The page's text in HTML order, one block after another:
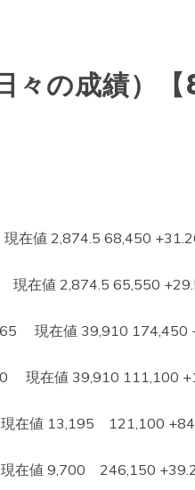
の成績）【
在値 2,874.5 68,450
在値 2,874.5 65,550
現在値 39,910 174,450
現在値 39,910 111,100
在値 13,195 121,100
在値 9,700 246,150